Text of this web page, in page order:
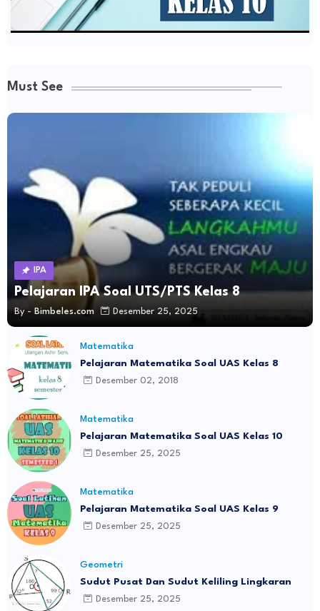
Must See
IPA
Pelajaran IPA Soal UTS/PTS Kelas 8
By - Bimbeles.com Desember 25, 2025
Matematika
Pelajaran Matematika Soal UAS Kelas 8
Desember 02, 2018
Matematika
Pelajaran Matematika Soal UAS Kelas 10
Desember 25, 2025
Matematika
Pelajaran Matematika Soal UAS Kelas 9
Desember 25, 2025
Geometri
Sudut Pusat Dan Sudut Keliling Lingkaran
Desember 25, 2025